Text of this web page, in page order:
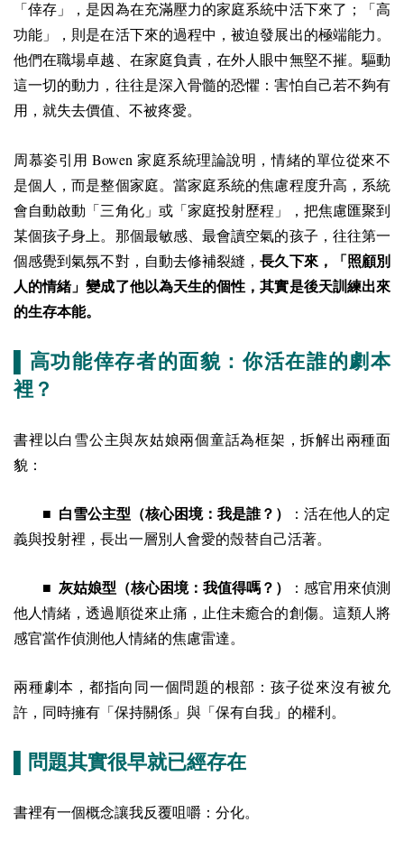
「倖存」，是因為在充滿壓力的家庭系統中活下來了；「高
功能」，則是在活下來的過程中，被迫發展出的極端能力。
他們在職場卓越、在家庭負責，在外人眼中無堅不摧。驅動
這一切的動力，往往是深入骨髓的恐懼：害怕自己若不夠有
用，就失去價值、不被疼愛。
周慕姿引用Bowen 家庭系統理論說明，情緒的單位從來不
是個人，而是整個家庭。當家庭系統的焦慮程度升高，系統
會自動啟動「三角化」或「家庭投射歷程」，把焦慮匯聚到
某個孩子身上。那個最敏感、最會讀空氣的孩子，往往第一
個感覺到氣氛不對，自動去修補裂縫，長久下來，「照顧別
人的情緒」變成了他以為天生的個性，其實是後天訓練出來
的生存本能。
▌高功能倖存者的面貌：你活在誰的劇本
裡？
書裡以白雪公主與灰姑娘兩個童話為框架，拆解出兩種面
貌：
■ 白雪公主型（核心困境：我是誰？）
：活在他人的定
義與投射裡，長出一層別人會愛的殼替自己活著。
■ 灰姑娘型（核心困境：我值得嗎？）
：感官用來偵測
他人情緒，透過順從來止痛，止住未癒合的創傷。這類人將
感官當作偵測他人情緒的焦慮雷達。
兩種劇本，都指向同一個問題的根部：孩子從來沒有被允
許，同時擁有「保持關係」與「保有自我」的權利。
▌問題其實很早就已經存在
書裡有一個概念讓我反覆咀嚼：分化。